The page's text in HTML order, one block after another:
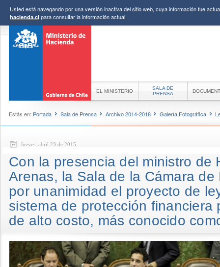
Usted está navegando por una versión inactiva del sitio web, cuya información fue
hacienda.cl para consultar la información actual.
EL MINISTERIO
SALA DE
PRENSA
Estás en: Portada Sala de Prensa Archivo 2014-2018 Galería Fotográfica
Jueves, abril 23 de 2015
Con la presencia del ministro de
Arenas, la Sala de la Cámara
por unanimidad el proyecto de
sistema de protección financiera
de alto costo, más conocido